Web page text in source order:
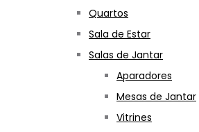
Quartos
Sala de Estar
Salas de Jantar
Aparadores
Mesas de Jantar
Vitrines